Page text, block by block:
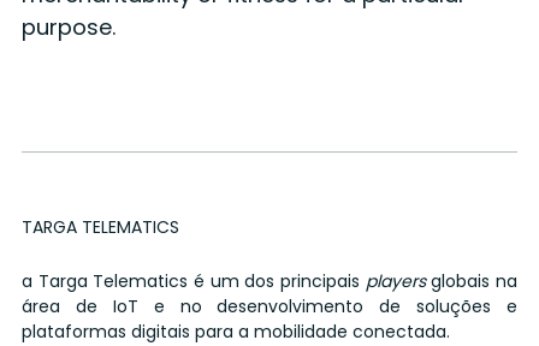
purpose.
TARGA TELEMATICS
a Targa Telematics é um dos principais playersglobais na
área de IoT e no desenvolvimento de soluções e
plataformas digitais para a mobilidade conectada.